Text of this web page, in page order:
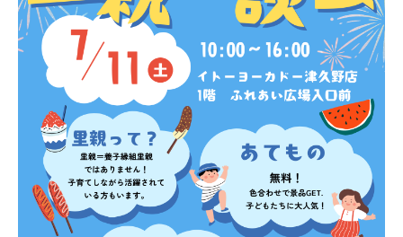
問い合わせ・申し込み